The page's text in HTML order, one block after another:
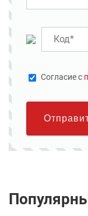
Cогласие с